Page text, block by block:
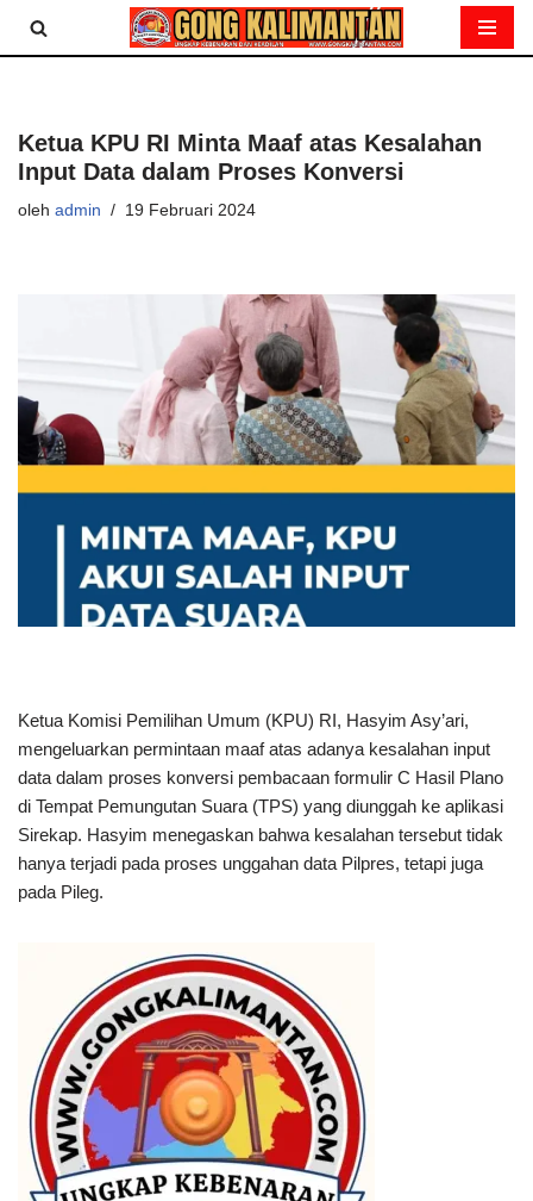
Lompat
Ketua KPU RI Minta Maaf atas Kesalahan
Input Data dalam Proses Konversi
oleh admin 19 Februari 2024
Ketua Komisi Pemilihan Umum (KPU) RI, Hasyim Asy’ari,
mengeluarkan permintaan maaf atas adanya kesalahan input
data dalam proses konversi pembacaan formulir C Hasil Plano
di Tempat Pemungutan Suara (TPS) yang diunggah ke aplikasi
Sirekap. Hasyim menegaskan bahwa kesalahan tersebut tidak
hanya terjadi pada proses unggahan data Pilpres, tetapi juga
pada Pileg.